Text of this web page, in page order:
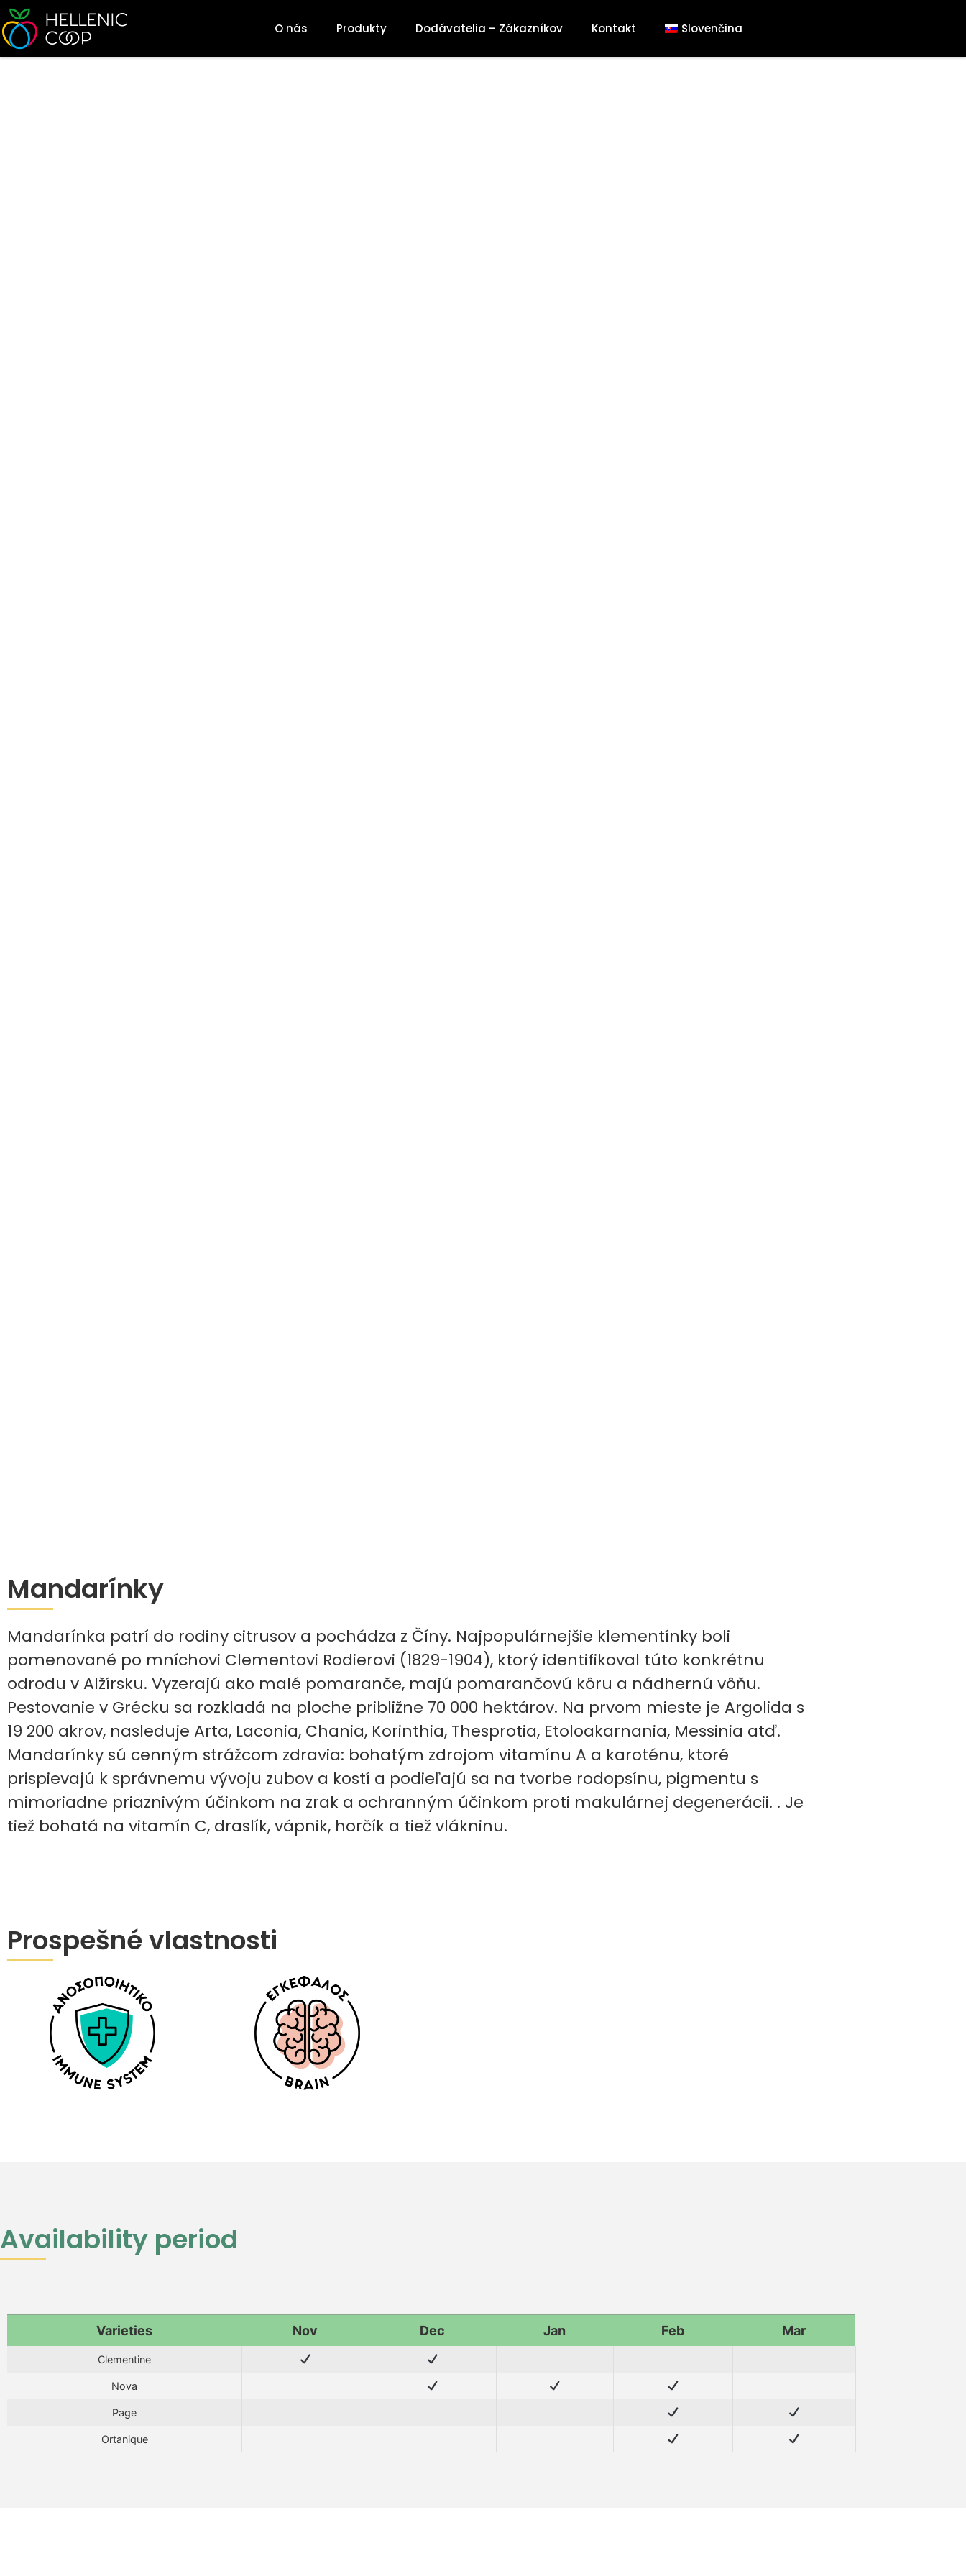
O nás Produkty Dodávatelia – Zákazníkov Kontakt Slovenčina
Mandarínky
Mandarínka patrí do rodiny citrusov a pochádza z Číny. Najpopulárnejšie klementínky boli
pomenované po mníchovi Clementovi Rodierovi (1829-1904), ktorý identifikoval túto konkrétnu
odrodu v Alžírsku. Vyzerajú ako malé pomaranče, majú pomarančovú kôru a nádhernú vôňu.
Pestovanie v Grécku sa rozkladá na ploche približne 70 000 hektárov. Na prvom mieste je Argolida s
19 200 akrov, nasleduje Arta, Laconia, Chania, Korinthia, Thesprotia, Etoloakarnania, Messinia atď.
Mandarínky sú cenným strážcom zdravia: bohatým zdrojom vitamínu A a karoténu, ktoré
prispievajú k správnemu vývoju zubov a kostí a podieľajú sa na tvorbe rodopsínu, pigmentu s
mimoriadne priaznivým účinkom na zrak a ochranným účinkom proti makulárnej degenerácii. . Je
tiež bohatá na vitamín C, draslík, vápnik, horčík a tiež vlákninu.
Prospešné vlastnosti
Availability period
Varieties Nov Dec Jan Feb Mar
Clementine
Nova
Page
Ortanique